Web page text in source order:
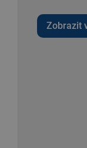
Zobrazit